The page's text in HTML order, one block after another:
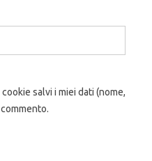
salvi i miei dati (nome,